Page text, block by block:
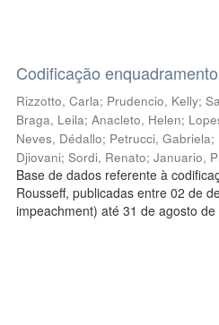
Codificação
Rizzotto, Carla; Prudencio, Kelly;
Braga, Leila;Anacleto, Helen;
Neves, Dédallo; Petrucci, Gabriela;
Djiovani;Sordi, Renato;Januario,
Base de dados referente à
Rousseff, publicadas entre 02 de
impeachment) até 31 de agosto de